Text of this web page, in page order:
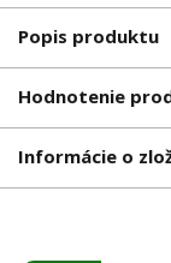
Popis produktu
Hodnotenie
Informácie o